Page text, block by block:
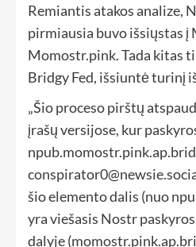
Remiantis atakos analize,
pirmiausia buvo išsiųstas
Momostr.pink. Tada kitas
Bridgy Fed, išsiuntė turinį
„Šio proceso pirštų
įrašų versijose, kur
šio elemento dalis (nuo
yra viešasis Nostr
dalyje